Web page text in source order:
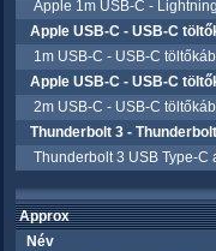
Apple 1m USB-C -
Apple USB-C - USB-C
1m USB-C - USB-C
Apple USB-C - USB-C
2m USB-C - USB-C
Thunderbolt 3 -
Thunderbolt 3 USB Type-C
Approx
Név